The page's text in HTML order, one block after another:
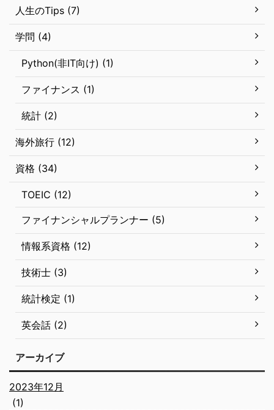
人生のTips (7)
学問 (4)
Python(非IT向け) (1)
ファイナンス (1)
統計 (2)
海外旅行 (12)
資格 (34)
TOEIC (12)
ファイナンシャルプランナー (5)
情報系資格 (12)
技術士 (3)
統計検定 (1)
英会話 (2)
アーカイブ
2023年12月
(1)